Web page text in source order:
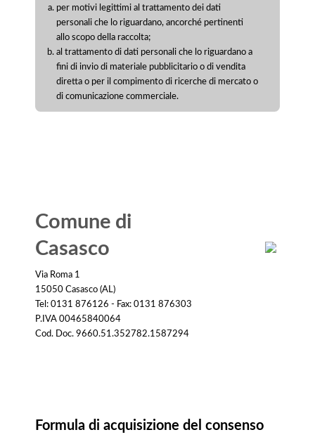
per motivi legittimi al trattamento dei dati
personali che lo riguardano, ancorché pertinenti
allo scopo della raccolta;
al trattamento di dati personali che lo riguardano a
fini di invio di materiale pubblicitario o di vendita
diretta o per il compimento di ricerche di mercato o
di comunicazione commerciale.
Comune di
Casasco
Via Roma 1
15050 Casasco (AL)
Tel: 0131 876126 - Fax: 0131 876303
P.IVA 00465840064
Cod. Doc. 9660.51.352782.1587294
Formula di acquisizione del consenso